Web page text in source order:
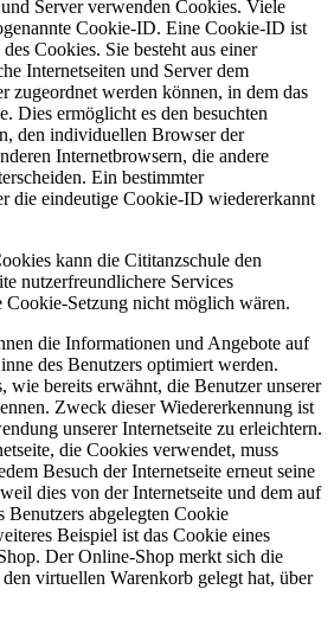
Server verwenden Cookies. Viele
Cookie-ID. Eine Cookie-ID ist
Cookies. Sie besteht aus einer
Internetseiten und Server dem
zugeordnet werden können, in dem das
Dies ermöglicht es den besuchten
den individuellen Browser der
Internetbrowsern, die andere
Ein bestimmter
die eindeutige Cookie-ID wiedererkannt
kann die Cititanzschule den
nutzerfreundlichere Services
Cookie-Setzung nicht möglich wären.
die Informationen und Angebote auf
des Benutzers optimiert werden.
wie bereits erwähnt, die Benutzer unserer
Zweck dieser Wiedererkennung ist
unserer Internetseite zu erleichtern.
die Cookies verwendet, muss
Besuch der Internetseite erneut seine
dies von der Internetseite und dem auf
Benutzers abgelegten Cookie
Beispiel ist das Cookie eines
Der Online-Shop merkt sich die
virtuellen Warenkorb gelegt hat, über